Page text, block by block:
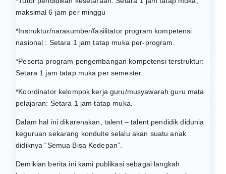
maksimal 6 jam per minggu
*Instruktur/narasumber/fasilitator program kompetensi
nasional : Setara 1 jam tatap muka per-program.
*Peserta program pengembangan kompetensi terstruktur:
Setara 1 jam tatap muka per semester.
*Koordinator kelompok kerja guru/musyawarah guru mata
pelajaran: Setara 1 jam tatap muka.
Dalam hal ini dikarenakan, talent – talent pendidik didunia
keguruan sekarang konduite selalu akan suatu anak
didiknya “Semua Bisa Kedepan”.
Demikian berita ini kami publikasi sebagai langkah